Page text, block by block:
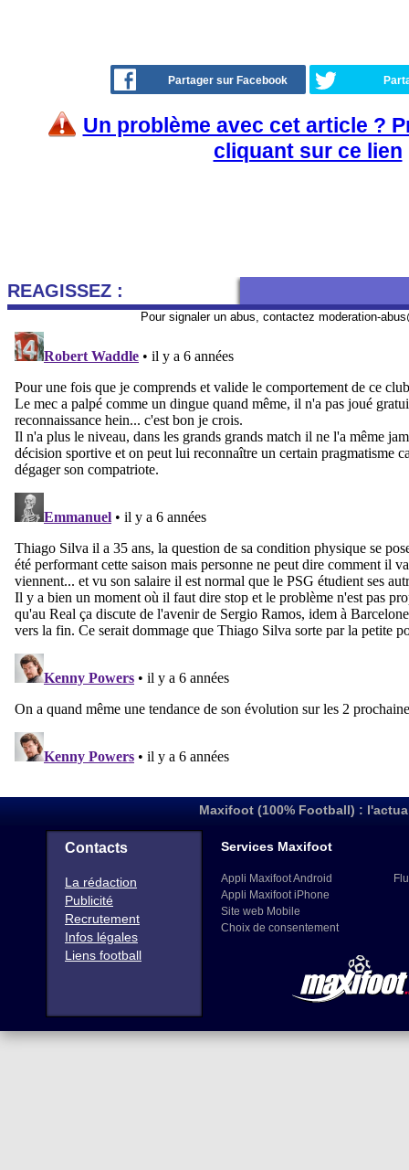
Partager sur Facebook
Un problème avec cet article ?
cliquant sur ce lien
REAGISSEZ :
Pour signaler un abus, contactez moderation-
Maxifoot (100% Football) :
Contacts
La rédaction
Publicité
Recrutement
Infos légales
Liens football
Services Maxifoot
Appli Maxifoot Android
Appli Maxifoot iPhone
Site web Mobile
Choix de consentement